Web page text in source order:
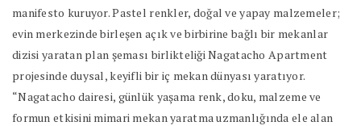
manifesto kuruyor. Pastel renkler, doğal ve yapay malzemeler;
evin merkezinde birleşen açık ve birbirine bağlı bir mekanlar
dizisi yaratan plan şeması birlikteliği Nagatacho Apartment
projesinde duysal, keyifli bir iç mekan dünyası yaratıyor.
“Nagatacho dairesi, günlük yaşama renk, doku, malzeme ve
formun etkisini mimari mekan yaratma uzmanlığında ele alan